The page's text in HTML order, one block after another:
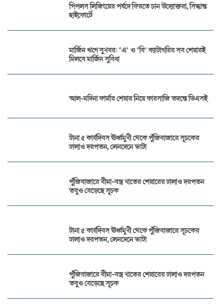
পিপলস লিজিংয়ের পর্ষদে ফিরতে চান উদ্যোক্তরা, সিদ্ধান্ত
হাইকোর্টে
মার্জিন ঋণে সুখবর: ‘এ’ ও ‘বি’ ক্যাটাগরির সব শেয়ারই
মিলবে মার্জিন সুবিধা
আল-মদিনা ফার্মার শেয়ার নিয়ে কারসাজি তদন্তে ডিএসই
টানা ৫ কার্যদিবস ঊর্ধ্বমুখী থেকে পুঁজিবাজারে সূচকের
ঢালাও দরপতন, লেনদেনে ভাটা
পুঁজিবাজারে বীমা-বস্ত্র খাতের শেয়ারের ঢালাও দরপতন
তবুও বেড়েছে সূচক
টানা ৫ কার্যদিবস ঊর্ধ্বমুখী থেকে পুঁজিবাজারে সূচকের
ঢালাও দরপতন, লেনদেনে ভাটা
পুঁজিবাজারে বীমা-বস্ত্র খাতের শেয়ারের ঢালাও দরপতন
তবুও বেড়েছে সূচক